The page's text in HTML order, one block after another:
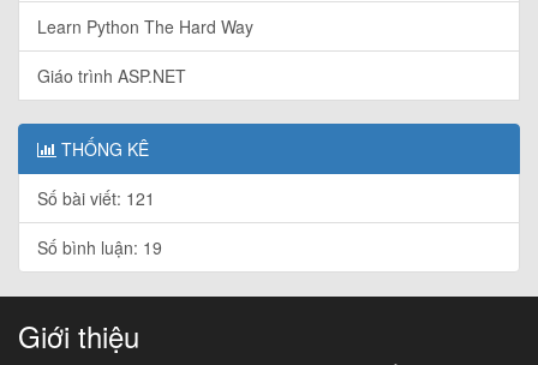
Learn Python The Hard Way
Giáo trình ASP.NET
THỐNG KÊ
Số bài viết: 121
Số bình luận: 19
Giới thiệu